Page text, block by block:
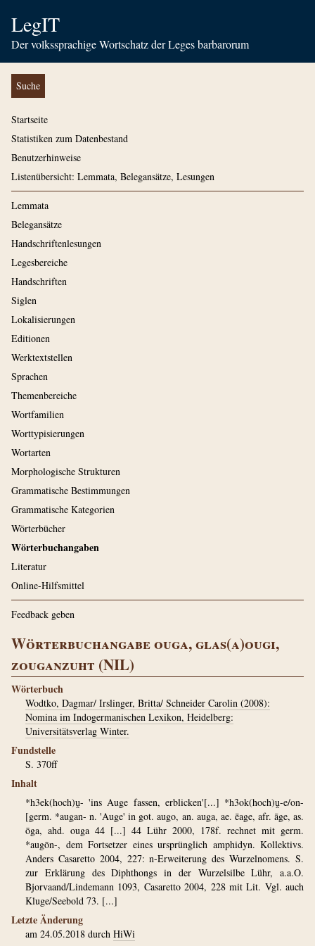
LegIT
Der volkssprachige Wortschatz der Leges barbarorum
Suche
Startseite
Statistiken zum Datenbestand
Benutzerhinweise
Listenübersicht: Lemmata, Belegansätze, Lesungen
Lemmata
Belegansätze
Handschriftenlesungen
Legesbereiche
Handschriften
Siglen
Lokalisierungen
Editionen
Werktextstellen
Sprachen
Themenbereiche
Wortfamilien
Worttypisierungen
Wortarten
Morphologische Strukturen
Grammatische Bestimmungen
Grammatische Kategorien
Wörterbücher
Wörterbuchangaben
Literatur
Online-Hilfsmittel
Feedback geben
Wörterbuchangabe ouga, glas(a)ougi,
zouganzuht (NIL)
Wörterbuch
Wodtko, Dagmar/ Irslinger, Britta/ Schneider Carolin (2008):
Nomina im Indogermanischen Lexikon, Heidelberg:
Universitätsverlag Winter.
Fundstelle
S. 370ff
Inhalt
*h3ek(hoch)ṷ- 'ins Auge fassen, erblicken'[...] *h3ok(hoch)ṷ-e/on-
[germ. *augan- n. 'Auge' in got. augo, an. auga, ae. ēage, afr. āge, as.
ōga, ahd. ouga 44 [...] 44 Lühr 2000, 178f. rechnet mit germ.
*augōn-, dem Fortsetzer eines ursprünglich amphidyn. Kollektivs.
Anders Casaretto 2004, 227: n-Erweiterung des Wurzelnomens. S.
zur Erklärung des Diphthongs in der Wurzelsilbe Lühr, a.a.O.
Bjorvaand/Lindemann 1093, Casaretto 2004, 228 mit Lit. Vgl. auch
Kluge/Seebold 73. [...]
Letzte Änderung
am 24.05.2018 durch HiWi